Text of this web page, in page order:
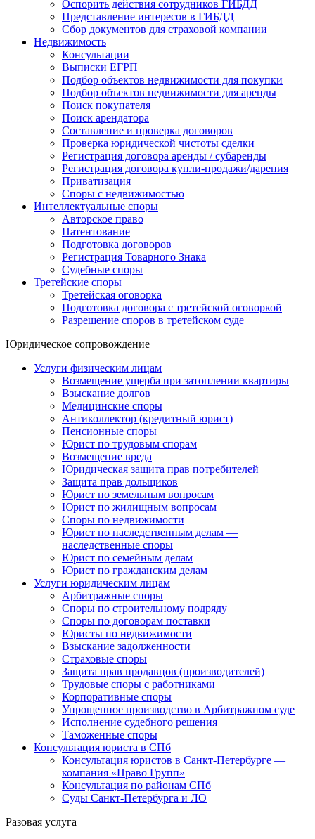
Оспорить действия сотрудников ГИБДД
Представление интересов в ГИБДД
Сбор документов для страховой компании
Недвижимость
Консультации
Выписки ЕГРП
Подбор объектов недвижимости для покупки
Подбор объектов недвижимости для аренды
Поиск покупателя
Поиск арендатора
Составление и проверка договоров
Проверка юридической чистоты сделки
Регистрация договора аренды / субаренды
Регистрация договора купли-продажи/дарения
Приватизация
Cпоры с недвижимостью
Интеллектуальные споры
Авторское право
Патентование
Подготовка договоров
Регистрация Товарного Знака
Судебные споры
Третейские споры
Третейская оговорка
Подготовка договора с третейской оговоркой
Разрешение споров в третейском суде
Юридическое сопровождение
Услуги физическим лицам
Возмещение ущерба при затоплении квартиры
Взыскание долгов
Медицинские споры
Антиколлектор (кредитный юрист)
Пенсионные споры
Юрист по трудовым спорам
Возмещение вреда
Юридическая защита прав потребителей
Защита прав дольщиков
Юрист по земельным вопросам
Юрист по жилищным вопросам
Споры по недвижимости
Юрист по наследственным делам —
наследственные споры
Юрист по семейным делам
Юрист по гражданским делам
Услуги юридическим лицам
Арбитражные споры
Споры по строительному подряду
Споры по договорам поставки
Юристы по недвижимости
Взыскание задолженности
Страховые споры
Защита прав продавцов (производителей)
Трудовые споры с работниками
Корпоративные споры
Упрощенное производство в Арбитражном суде
Исполнение судебного решения
Таможенные споры
Консультация юриста в СПб
Консультация юристов в Санкт-Петербурге —
компания «Право Групп»
Консультация по районам СПб
Суды Санкт-Петербурга и ЛО
Разовая услуга